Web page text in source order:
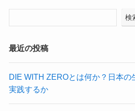
検
最近の投稿
DIE WITH ZEROとは何か？日本の
実践するか